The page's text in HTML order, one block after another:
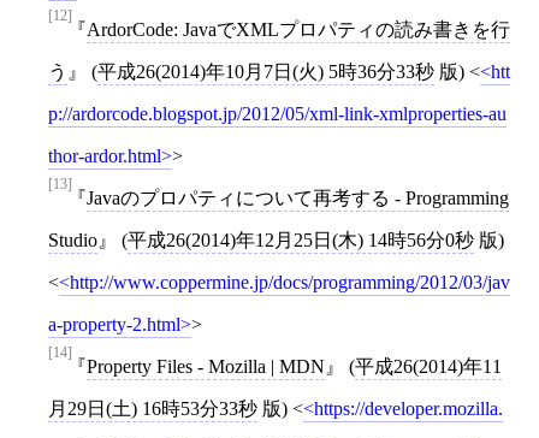
[12]
ArdorCode: JavaでXMLプロパティの読み書きを行
う (平成26(2014)年10月7日(火) 5時36分33秒 版) < htt
p://ardorcode.blogspot.jp/2012/05/xml-link-xmlproperties-au
thor-ardor.html >
[13]
Javaのプロパティについて再考する - Programming
Studio (平成26(2014)年12月25日(木) 14時56分0秒 版)
< http://www.coppermine.jp/docs/programming/2012/03/jav
a-property-2.html >
[14]
Property Files - Mozilla | MDN (平成26(2014)年11
月29日(土) 16時53分33秒 版) < https://developer.mozilla.